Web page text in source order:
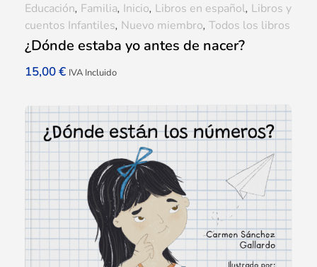
¿Dónde estaba yo antes de nacer?
15,00€ IVA Incluido
Educación, Familia, Inicio, Libros en español, Libros y
cuentos Infantiles, Nuevo miembro, Todos los libros